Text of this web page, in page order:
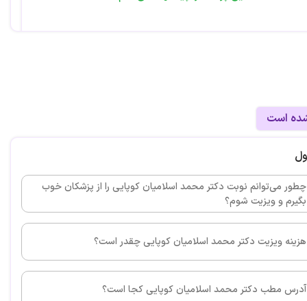
شما بهترین هستید
این پزشک را پیشنهاد می کنم
بی نظیر هستن و بسیار کاربلد هستن
است
چطور می‌توانم نوبت دکتر محمد اسلامیان کوپایی را از پزشکان خوب
بگیرم و ویزیت شوم؟
هزینه ویزیت دکتر محمد اسلامیان کوپایی چقدر است؟
آدرس مطب دکتر محمد اسلامیان کوپایی کجا است؟